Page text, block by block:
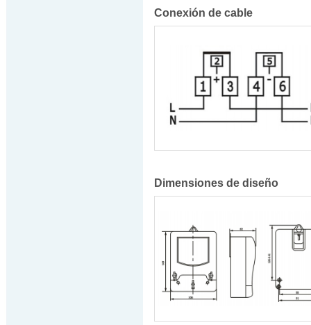
Conexión de cable
Dimensiones de diseño